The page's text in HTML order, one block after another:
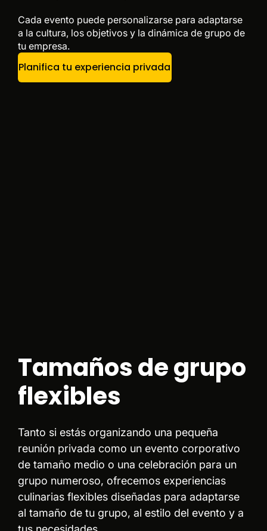
Cada evento puede personalizarse para adaptarse
a la cultura, los objetivos y la dinámica de grupo de
tu empresa.
Planifica tu experiencia privada
Tamaños de grupo
flexibles
Tanto si estás organizando una pequeña
reunión privada como un evento corporativo
de tamaño medio o una celebración para un
grupo numeroso, ofrecemos experiencias
culinarias flexibles diseñadas para adaptarse
al tamaño de tu grupo, al estilo del evento y a